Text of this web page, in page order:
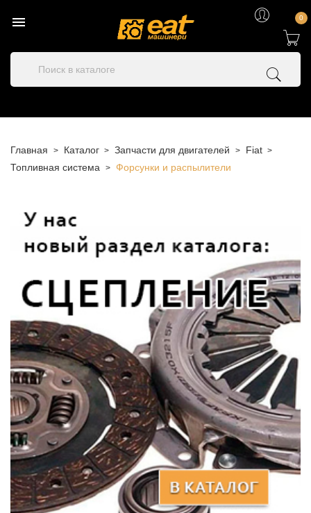
 0
Главная Каталог Запчасти для двигателей
Fiat
Топливная система
Форсунки и распылители